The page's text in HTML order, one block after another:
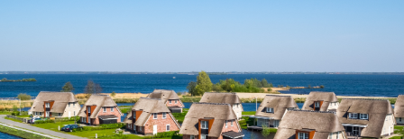
Rookvrij
Wifi
Aangepast voor mindervaliden